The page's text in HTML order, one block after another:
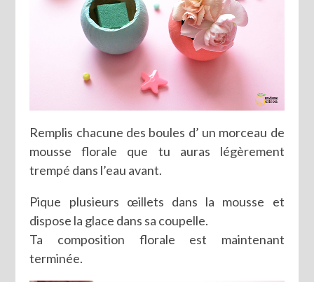
Remplis chacune des boules d’ un morceau de
mousse florale que tu auras légèrement
trempé dans l’eau avant.
Pique plusieurs œillets dans la mousse et
dispose la glace dans sa coupelle.
Ta composition florale est maintenant
terminée.